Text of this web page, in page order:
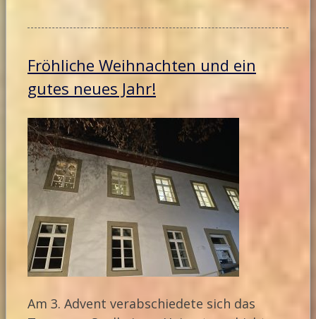
Fröhliche Weihnachten und ein
gutes neues Jahr!
Am 3. Advent verabschiedete sich das